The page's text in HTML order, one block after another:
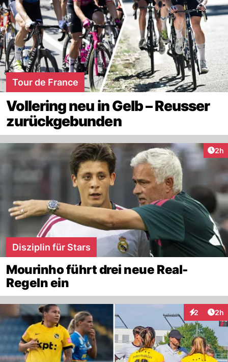
Tour de France
Vollering neu in Gelb – Reusser
zurückgebunden
2h
Disziplin für Stars
Mourinho führt drei neue Real-
Regeln ein
2 2h